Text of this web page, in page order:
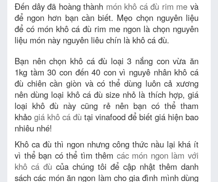
Đến dây đã hoàng thành món khô cá đù rim me và
để ngon hơn bạn cần biết. Mẹo chọn nguyên liệu
để có món khô cá đù rim me ngon là chọn nguyên
liệu món này nguyên liêu chín là khô cá đù.
Bạn nên chọn khô cá đù loại 3 nắng con vừa ăn
1kg tầm 30 con đến 40 con vì nguyê nhân khô cá
đù chiên cần giòn và có thể dùng luôn cả xương
nên dùng loại khô cá đù size nhỏ là thích hợp, giá
loại khô đù này cũng rẻ nên bạn có thể tham
khảo giá khô cá đù tại vinafood để biết giá hiện bao
nhiêu nhé!
Khô ca đù thì ngon nhưng công thức nầu lại khá ít
vì thể bạn có thể tìm thêm các món ngon làm với
khô cá đù của chúng tôi để cập nhật thêm danh
sách các món ăn ngon làm cho gia đình mình dùng